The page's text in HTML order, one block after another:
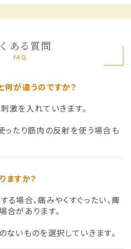
ある質問
FAQ
何が違うのですか？
激を入れていきます。
ったり筋肉の反射を使う場合も
ますか？
場合、痛みやくすぐったい、痺
合があります。
いものを選択していきます。